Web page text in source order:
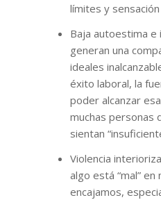
límites y
Baja autoestima e
generan una
ideales
éxito laboral, la
poder alcanzar
muchas personas
sientan
Violencia
algo está “mal”
encajamos,